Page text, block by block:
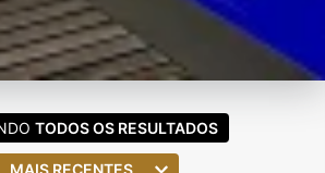
TODOS OS RESULTADOS